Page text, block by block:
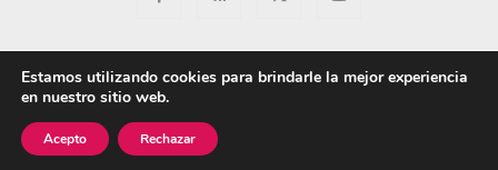
© 2018 - 2024 Disidentia
Estamos utilizando cookies para brindarle la mejor experiencia
en nuestro sitio web.
Acepto Rechazar